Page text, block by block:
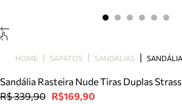
Bolsa
Tamanco
Tênis
HOME SAPATOS SANDÁLIAS
Sandália Rasteira Nude Tiras Duplas Strass
R$ 339,90 R$169,90